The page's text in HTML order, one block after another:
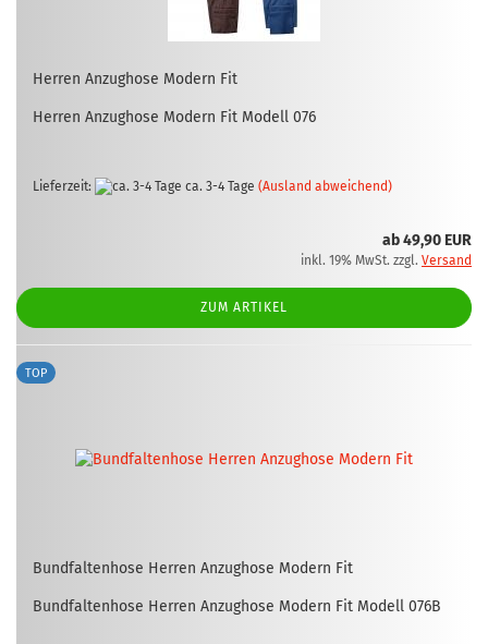
Her­ren An­zug­ho­se Mo­dern Fit
Her­ren An­zug­ho­se Mo­dern Fit Mo­dell 076
Lieferzeit: ca. 3-4 Tage (Ausland abweichend)
ab 49,90 EUR
inkl. 19% MwSt. zzgl. Versand
ZUM ARTIKEL
TOP
Bund­fal­ten­ho­se Her­ren An­zug­ho­se Mo­dern Fit
Bund­fal­ten­ho­se Her­ren An­zug­ho­se Mo­dern Fit Mo­dell 076B